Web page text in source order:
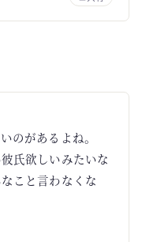
のがあるよね。
氏欲しいみたいな
こと言わなくな